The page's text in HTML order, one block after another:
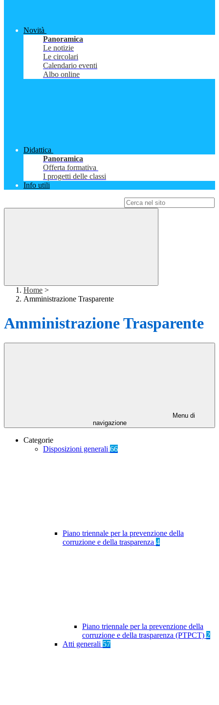
Novità
Panoramica
Le notizie
Le circolari
Calendario eventi
Albo online
Didattica
Panoramica
Offerta formativa
I progetti delle classi
Info utili
Home >
Amministrazione Trasparente
Amministrazione Trasparente
Menu di
navigazione
Categorie
Disposizioni generali 66
Piano triennale per la prevenzione della
corruzione e della trasparenza 4
Piano triennale per la prevenzione della
corruzione e della trasparenza (PTPCT) 2
Atti generali 57